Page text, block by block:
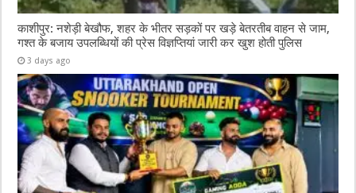
काशीपुर: नशेड़ी बेखौफ, शहर के भीतर सड़कों पर खड़े बेतरतीब वाहन से जाम,
गश्त के बजाय उपलब्धियों की प्रेस विज्ञप्तियां जारी कर खुश होती पुलिस
3 days ago